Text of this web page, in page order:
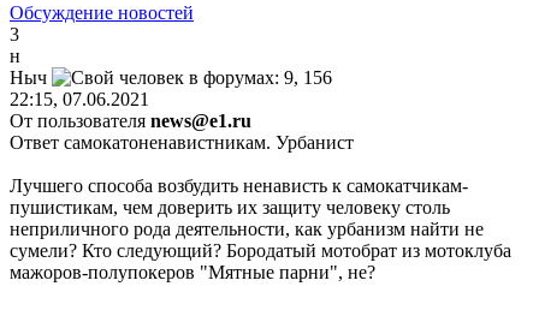
Обсуждение новостей
3
н
Ныч
22:15, 07.06.2021
От пользователя news@e1.ru
Ответ самокатоненавистникам. Урбанист
Лучшего способа возбудить ненависть к самокатчикам-
пушистикам, чем доверить их защиту человеку столь
неприличного рода деятельности, как урбанизм найти не
сумели? Кто следующий? Бородатый мотобрат из мотоклуба
мажоров-полупокеров "Мятные парни", не?